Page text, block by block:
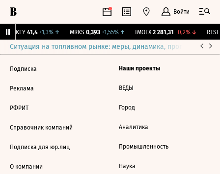
Войти
OKEY 41,4 +1,3%↑ MRKS 0,393 +1,55%↑ IMOEX 2 281,31 -0,2%↓ RTSI
Ситуация на топливном рынке: меры, динамика, прогнозы
Подписка
Реклама
РФРИТ
Справочник компаний
Подписка для юр.лиц
О компании
Наши проекты
ВЕДЫ
Город
Аналитика
Промышленность
Наука